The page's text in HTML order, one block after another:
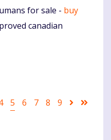
for sale - buy
canadian
Current
5 Puslapis
6 Puslapis
7 Puslapis
8 Puslapis
9
Sekantis